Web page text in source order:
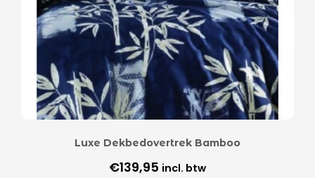
Luxe Dekbedovertrek Bamboo
€139,95 incl. btw